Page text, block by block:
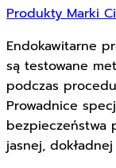
Produkty Marki
Endokawitarne
są testowane
podczas
Prowadnice
bezpieczeństwa
jasnej,